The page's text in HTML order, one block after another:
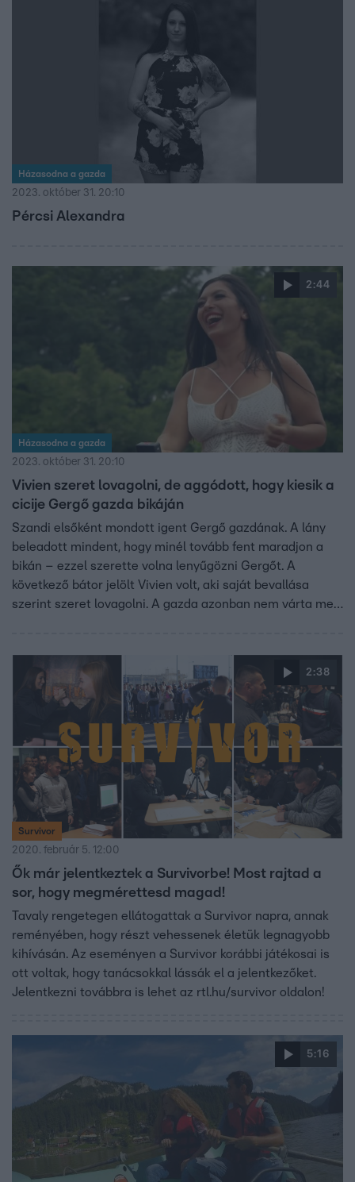
Házasodna a gazda
2023. október 31. 20:10
Pércsi Alexandra
2:44
Házasodna a gazda
2023. október 31. 20:10
Vivien szeret lovagolni, de aggódott, hogy kiesik a
cicije Gergő gazda bikáján
Szandi elsőként mondott igent Gergő gazdának. A lány
beleadott mindent, hogy minél tovább fent maradjon a
bikán – ezzel szerette volna lenyűgözni Gergőt. A
következő bátor jelölt Vivien volt, aki saját bevallása
szerint szeret lovagolni. A gazda azonban nem várta meg,
2:38
Survivor
2020. február 5. 12:00
Ők már jelentkeztek a Survivorbe! Most rajtad a
sor, hogy megmérettesd magad!
Tavaly rengetegen ellátogattak a Survivor napra, annak
reményében, hogy részt vehessenek életük legnagyobb
kihívásán. Az eseményen a Survivor korábbi játékosai is
ott voltak, hogy tanácsokkal lássák el a jelentkezőket.
Jelentkezni továbbra is lehet az rtl.hu/survivor oldalon!
5:16